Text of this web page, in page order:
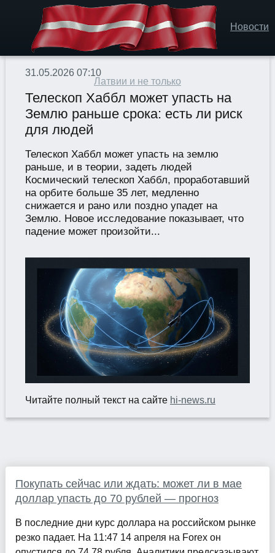
Новости
Латвии и не только
31.05.2026 07:10
Телескоп Хаббл может упасть на
Землю раньше срока: есть ли риск
для людей
Телескоп Хаббл может упасть на землю
раньше, и в теории, задеть людей
Космический телескоп Хаббл, проработавший
на орбите больше 35 лет, медленно
снижается и рано или поздно упадет на
Землю. Новое исследование показывает, что
падение может произойти...
Читайте полный текст на сайте hi-news.ru
Покупать сейчас или ждать: может ли в мае
доллар упасть до 70 рублей — прогноз
В последние дни курс доллара на российском рынке
резко падает. На 11:47 14 апреля на Forex он